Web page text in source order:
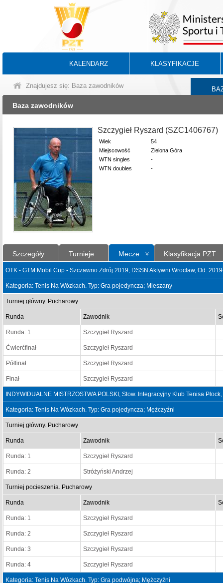
KALENDARZ KLASYFIKACJE
Znajdujesz się: Baza zawodników
Baza zawodników
Szczygieł Ryszard (SZC1406767)
Wiek
54
Miejscowość
Zielona Góra
WTN singles
-
WTN doubles
-
Szczegóły Turnieje Mecze Klasyfikacja PZT
OTK - GTM Mobil Cup - Szczawno Zdrój 2019, DSSN Aktywni Wrocław, Od:
Kategoria: Tenis Na Wózkach. Typ: Gra pojedyncza; Mieszany
Turniej główny. Pucharowy
Runda Zawodnik
Runda: 1 Szczygieł Ryszard
Ćwierćfinał Szczygieł Ryszard
Półfinał Szczygieł Ryszard
Finał Szczygieł Ryszard
INDYWIDUALNE MISTRZOSTWA POLSKI, Stow. Integracyjny Klub Tenisa
Kategoria: Tenis Na Wózkach. Typ: Gra pojedyncza; Mężczyźni
Turniej główny. Pucharowy
Runda Zawodnik
Runda: 1 Szczygieł Ryszard
Runda: 2 Stróżyński Andrzej
Turniej pocieszenia. Pucharowy
Runda Zawodnik
Runda: 1 Szczygieł Ryszard
Runda: 2 Szczygieł Ryszard
Runda: 3 Szczygieł Ryszard
Runda: 4 Szczygieł Ryszard
Kategoria: Tenis Na Wózkach. Typ: Gra podwójna; Mężczyźni